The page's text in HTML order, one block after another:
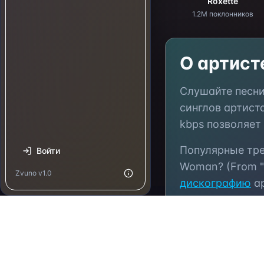
Войти
Zvuno v1.0
1.2M поклонников
О
Слушайте песни
синглов
kbps
Популярные
Woman? (From
дискографию
для